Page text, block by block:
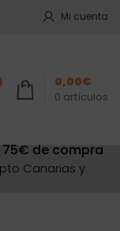
Mi cuenta
0 artículos
0,00€
75€ de compra
Canarias y